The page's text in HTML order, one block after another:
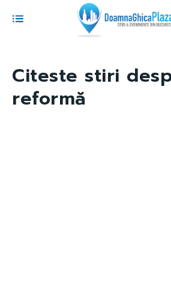
Citeste stiri
reformă